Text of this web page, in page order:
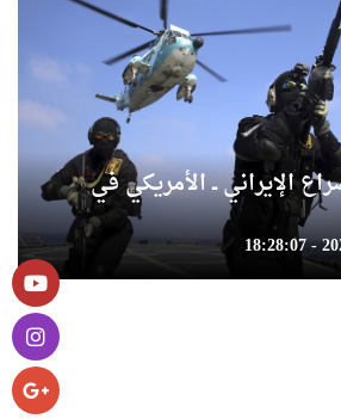
الإيراني ــ الأمريكي في